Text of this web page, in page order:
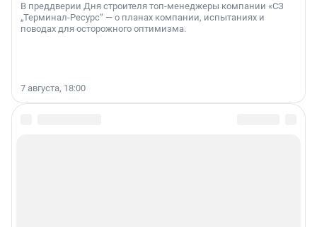
В преддверии Дня строителя топ-менеджеры компании «СЗ
„Терминал-Ресурс“ — о планах компании, испытаниях и
поводах для осторожного оптимизма.
7 августа, 18:00